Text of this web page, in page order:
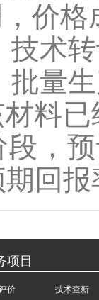
价格
技术
批量
材料
，
回报
项目
价 技术查新